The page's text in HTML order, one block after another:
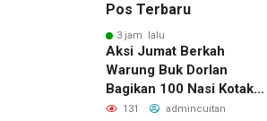
Pos Terbaru
3 jam lalu
Aksi Jumat Berkah
Warung Buk Dorlan
Bagikan 100 Nasi Kotak
dan Jus Gratis
131 admincuitan